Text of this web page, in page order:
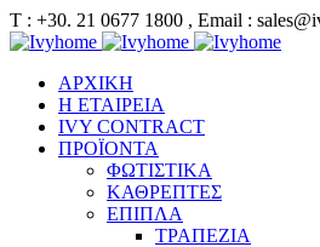
Τ : +30. 21 0677 1800 , Email :
ΑΡΧΙΚΗ
Η ΕΤΑΙΡΕΙΑ
IVY CONTRACT
ΠΡΟΪΟΝΤΑ
ΦΩΤΙΣΤΙΚΑ
ΚΑΘΡΕΠΤΕΣ
ΕΠΙΠΛΑ
ΤΡΑΠΕΖΙΑ